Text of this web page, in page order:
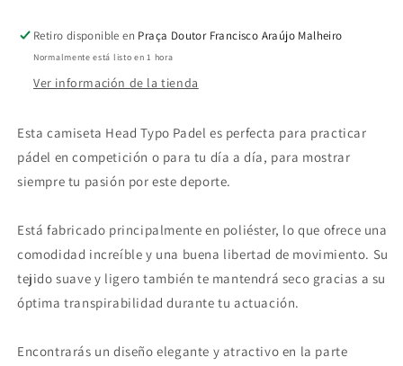
Retiro disponible en Praça Doutor Francisco Araújo Malheiro
Normalmente está listo en 1 hora
Ver información de la tienda
Esta camiseta Head Typo Padel es perfecta para practicar
pádel en competición o para tu día a día, para mostrar
siempre tu pasión por este deporte.
Está fabricado principalmente en poliéster, lo que ofrece una
comodidad increíble y una buena libertad de movimiento. Su
tejido suave y ligero también te mantendrá seco gracias a su
óptima transpirabilidad durante tu actuación.
Encontrarás un diseño elegante y atractivo en la parte